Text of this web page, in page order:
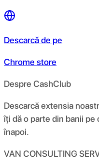
Descarcă de pe
Chrome store
Despre CashClub
Descarcă extensia
îți dă o parte din banii
înapoi.
VAN CONSULTING